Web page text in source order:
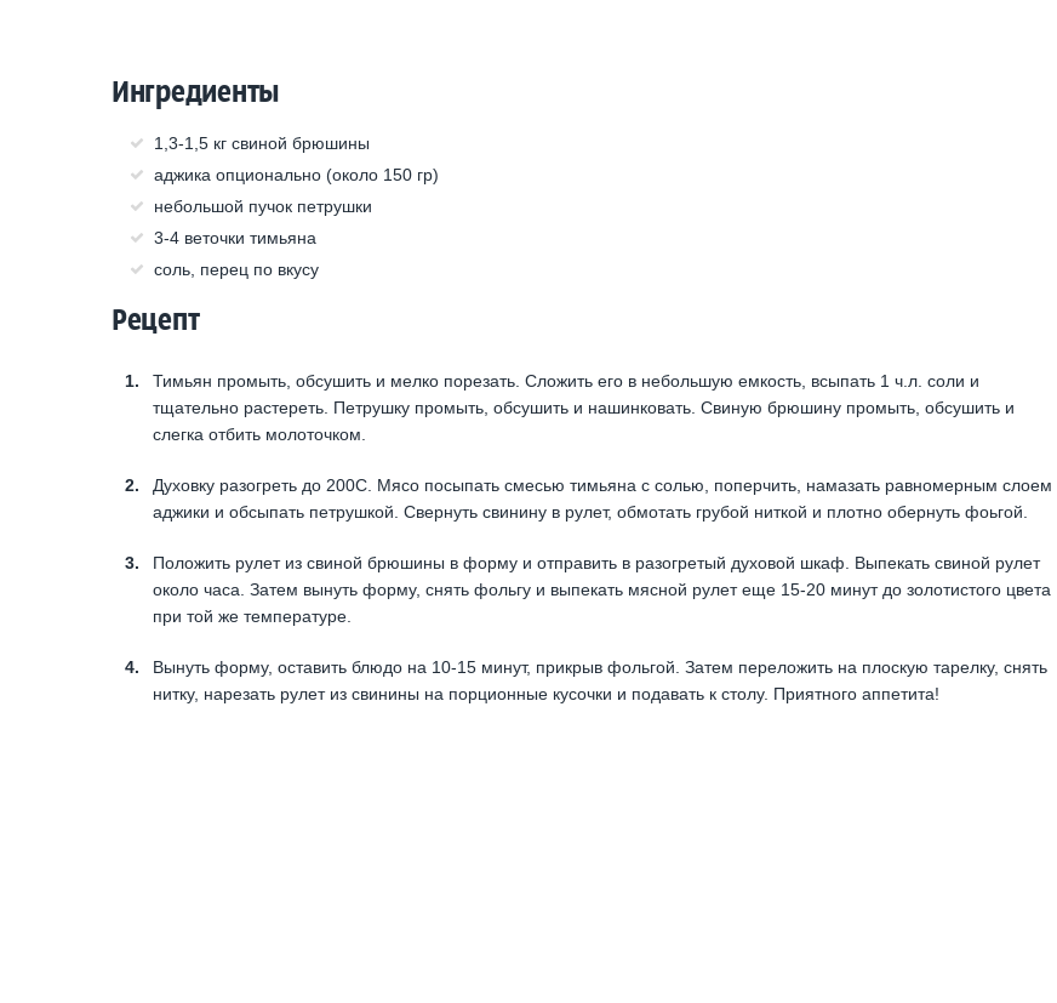
Ингредиенты
1,3-1,5 кг свиной брюшины
аджика опционально (около 150 гр)
небольшой пучок петрушки
3-4 веточки тимьяна
соль, перец по вкусу
Рецепт
Тимьян промыть, обсушить и мелко порезать. Сложить его в небольшую емкость, всыпать 1 ч.л. соли и
тщательно растереть. Петрушку промыть, обсушить и нашинковать. Свиную брюшину промыть, обсушить и
слегка отбить молоточком.
Духовку разогреть до 200С. Мясо посыпать смесью тимьяна с солью, поперчить, намазать равномерным слоем
аджики и обсыпать петрушкой. Свернуть свинину в рулет, обмотать грубой ниткой и плотно обернуть фоьгой.
Положить рулет из свиной брюшины в форму и отправить в разогретый духовой шкаф. Выпекать свиной рулет
около часа. Затем вынуть форму, снять фольгу и выпекать мясной рулет еще 15-20 минут до золотистого цвета
при той же температуре.
Вынуть форму, оставить блюдо на 10-15 минут, прикрыв фольгой. Затем переложить на плоскую тарелку, снять
нитку, нарезать рулет из свинины на порционные кусочки и подавать к столу. Приятного аппетита!